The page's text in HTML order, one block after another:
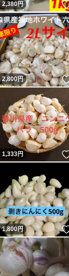
2,380円
2,800円
1,333円
1,800円